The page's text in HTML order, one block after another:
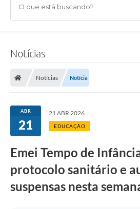
O que está buscando?
Notícias
Notícias Notícia
ABR
21
21 ABR 2026
EDUCAÇÃO
Emei Tempo de
protocolo sanitário e
suspensas nesta
o
G
u